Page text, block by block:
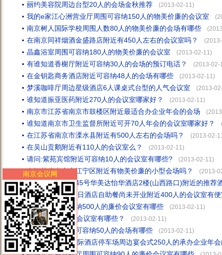
丽约美容院周边台型20人的会场金秋推荐 (2013-02-11)
我的e家江心洲营业厅周围可容纳150人的物美价廉的会议室
南京树人国际学校周围人数80人的物美价廉的会场有哪些
在南京同祥烟酒金盛路店附近有450人左右的会议室吗？
晶鑫浴室周围可容纳180人的物美价廉的会议室 (2013-02-11)
有谁知道香榭厅附近可容纳30人的会场的预订电话？ (2013-02-
在金钥匙商务酒店附近可容纳48人的会场有哪些 (2013-02-11)
梦溪咖啡厅周边星级酒店6人课桌式台型的人气会议室 (2013-
谁知道振亚医药附近270人的会议室哪家好？ (2013-02-11)
南京市江苏省南京市鼓楼区附近最适合办企业年会的会场
谁知道南京市卫生监督所附近可开70人年会的会议室哪家好？
在江苏省南京市溧水县附近有500人左右的会场吗？ (2013-02-
在吴山贡鹅附近有110人的会议室么？ (2013-02-11)
请问:紫苑宾馆附近可容纳10人的会议室有哪些? (2013-02-11)
在江苏省南京市江宁区附近有物美价廉的小型会场吗？ (2013-
鼓楼区中山北路45号华美达怡华酒店2楼(山西路口)附近的推荐
请问:兆和皇冠假日酒店自助餐尚未开业附近400人的会议室有
东菱桥周围可容纳500人的廉价会议室有哪些
(2013-02-11)
采轩周围80人的会议室有哪些？ (2013-02-11)
哈尔滨水饺周边可容纳50人的会场有哪些 (2013-02-11)
请问:南京戴斯国际酒店停车场周边宴会式250人的承办企业年
南京会议网